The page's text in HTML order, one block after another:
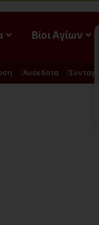
Βίοι Αγίων
Ανέκδοτα Συνταγές